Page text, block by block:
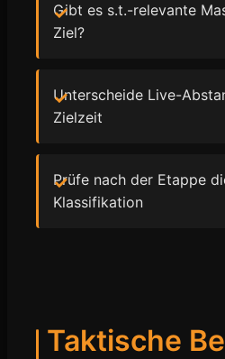
Gibt es s.t.-relevante
Ziel?
Unterscheide Live-
Zielzeit
Prüfe nach der Etappe
Klassifikation
Taktische